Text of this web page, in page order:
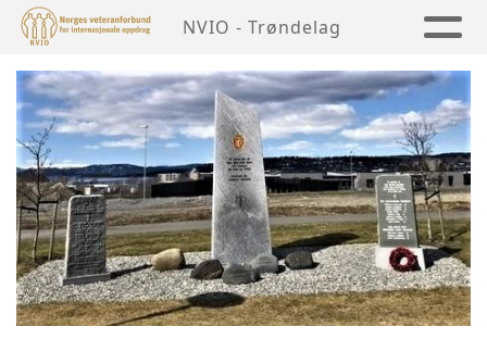
NVIO - Trøndelag